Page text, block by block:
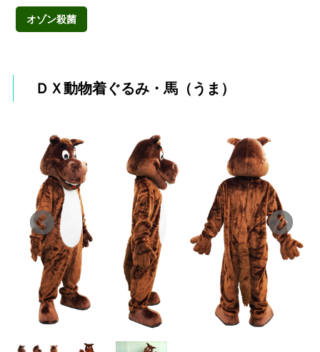
オゾン殺菌
ＤＸ動物着ぐるみ・馬（うま）